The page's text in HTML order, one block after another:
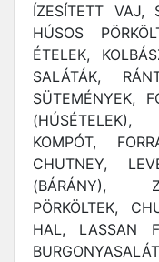
ÍZESÍTETT VAJ,
HÚSOS
ÉTELEK,
SALÁTÁK,
SÜTEMÉNYEK,
(HÚSÉTELEK),
KOMPÓT,
CHUTNEY,
(BÁRÁNY),
PÖRKÖLTEK,
HAL, LASSAN